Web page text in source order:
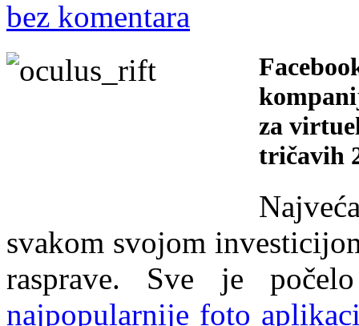
bez komentara
za
tričavih
svakom svojom
rasprave. Sve je
najpopularnije foto